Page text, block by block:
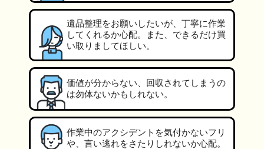
遺品整理をお願いしたいが、丁寧に作業
してくれるか心配。また、できるだけ買
い取りましてほしい。
価値が分からない、回収されてしまうの
は勿体ないかもしれない。
作業中のアクシデントを気付かないフリ
や、言い逃れをさたりしれないか心配。